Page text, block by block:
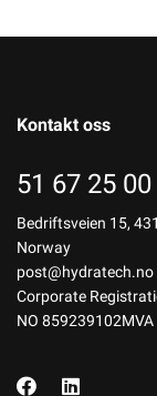
Kontakt oss
51 67 25 00
Bedriftsveien 15,
Norway
post@hydratech.no
Corporate
NO 859239102MVA